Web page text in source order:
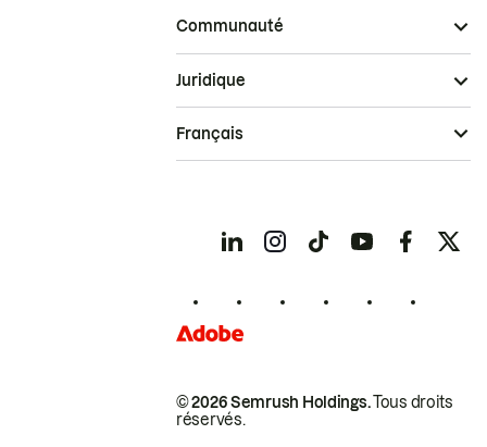
Communauté
© 2026 Semrush Holdings.Tous droits
réservés.
Juridique
Français